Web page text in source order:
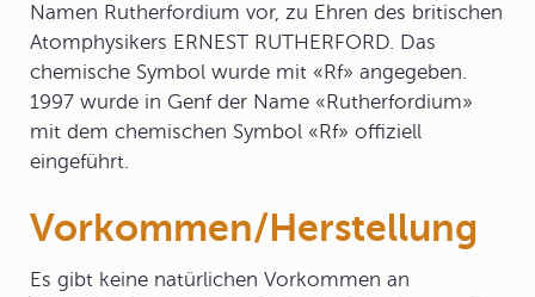
Namen Rutherfordium vor, zu Ehren des britischen
Atomphysikers ERNEST RUTHERFORD. Das
chemische Symbol wurde mit «Rf» angegeben.
1997 wurde in Genf der Name «Rutherfordium»
mit dem chemischen Symbol «Rf» offiziell
eingeführt.
Vorkommen/Herstellung
Es gibt keine natürlichen Vorkommen an